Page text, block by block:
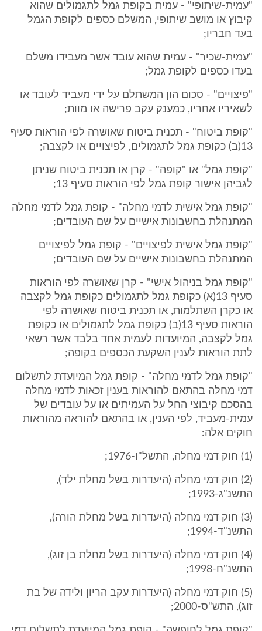
"עמית-שיתופי" - עמית בקופת גמל לתגמולים שהוא
קיבוץ או מושב שיתופי, המשלם כספים לקופת הגמל
בעד חבריו;
"עמית-שכיר" - עמית שהוא עובד אשר מעבידו משלם
בעדו כספים לקופת גמל;
"פיצויים" - סכום הון המשתלם על ידי מעביד לעובד או
לשאיריו אחריו, כמענק עקב פרישה או מוות;
"קופת ביטוח" - תכנית ביטוח שאושרה לפי הוראות סעיף
13(ב) כקופת גמל לתגמולים, לפיצויים או לקצבה;
"קופת גמל" או "קופה" - קרן או תכנית ביטוח שניתן
לגביהן אישור קופת גמל לפי הוראות סעיף 13;
"קופת גמל אישית לדמי מחלה" - קופת גמל לדמי מחלה
המתנהלת בחשבונות אישיים על שם העובדים;
"קופת גמל אישית לפיצויים" - קופת גמל לפיצויים
המתנהלת בחשבונות אישיים על שם העובדים;
"קופת גמל בניהול אישי" - קרן שאושרה לפי הוראות
סעיף 13(א) כקופת גמל לתגמולים כקופת גמל לקצבה
או כקרן השתלמות, או תכנית ביטוח שאושרה לפי
הוראות סעיף 13(ב) כקופת גמל לתגמולים או כקופת
גמל לקצבה, המיועדות לעמית אחד בלבד אשר רשאי
לתת הוראות לענין השקעת הכספים בקופה;
"קופת גמל לדמי מחלה" - קופת גמל המיועדת לתשלום
דמי מחלה בהתאם להוראות בענין זכאות לדמי מחלה
בהסכם קיבוצי החל על העמיתים או על עובדים של
עמית-מעביד, לפי הענין, או בהתאם להוראה מהוראות
חוקים אלה:
(1) חוק דמי מחלה, התשל"ו-1976;
(2) חוק דמי מחלה (היעדרות בשל מחלת ילד),
התשנ"ג-1993;
(3) חוק דמי מחלה (היעדרות בשל מחלת הורה),
התשנ"ד-1994;
(4) חוק דמי מחלה (היעדרות בשל מחלת בן זוג),
התשנ"ח-1998;
(5) חוק דמי מחלה (היעדרות עקב הריון ולידה של בת
זוג), התש"ס-2000;